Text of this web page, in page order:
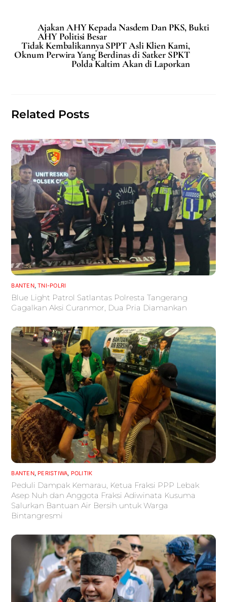
e
b
ai
l
at
s
A
p
ar
e
Ajakan AHY Kepada Nasdem Dan PKS, Bukti
AHY Politisi Besar
Tidak Kembalikannya SPPT Asli Klien Kami,
Oknum Perwira Yang Berdinas di Satker SPKT
Polda Kaltim Akan di Laporkan
Related Posts
BANTEN,TNI-POLRI
Blue Light Patrol Satlantas Polresta Tangerang
Gagalkan Aksi Curanmor, Dua Pria Diamankan
BANTEN, PERISTIWA POLITIK
Peduli Dampak Kemarau, Ketua Fraksi PPP Lebak
Asep Nuh dan Anggota Fraksi Adiwinata Kusuma
Salurkan Bantuan Air Bersih untuk Warga
Bintangresmi